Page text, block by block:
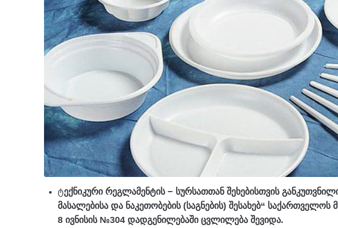
ტექნიკური რეგლამენტის − სურსათთან შეხებისთვის
მასალებისა და ნაკეთობების (საგნების) შესახებ“
8 ივნისის №304 დადგენილებაში ცვლილება შევიდა.